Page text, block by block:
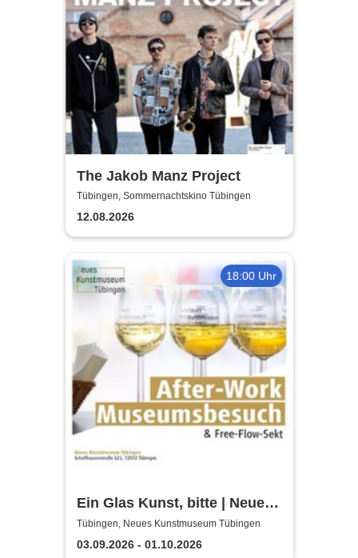
The Jakob Manz Project
Tübingen, Sommernachtskino Tübingen
12.08.2026
18:00 Uhr
Ein Glas Kunst, bitte | Neues
Kunstmuseum Tübingen
Tübingen, Neues Kunstmuseum Tübingen
03.09.2026 - 01.10.2026